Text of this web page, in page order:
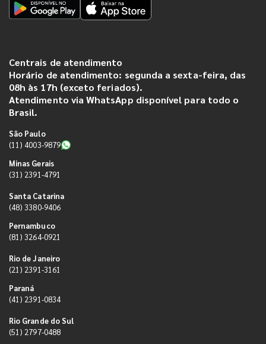
Centrais de atendimento
Horário de atendimento: segunda a sexta-feira, das
08h às 17h (exceto feriados).
Atendimento via WhatsApp disponível para todo o
Brasil.
São Paulo
(11) 4003-9879
Minas Gerais
(31) 2391-4791
Santa Catarina
(48) 3380-9406
Pernambuco
(81) 3264-0921
Rio de Janeiro
(21) 2391-3161
Paraná
(41) 2391-0834
Rio Grande do Sul
(51) 2797-0488